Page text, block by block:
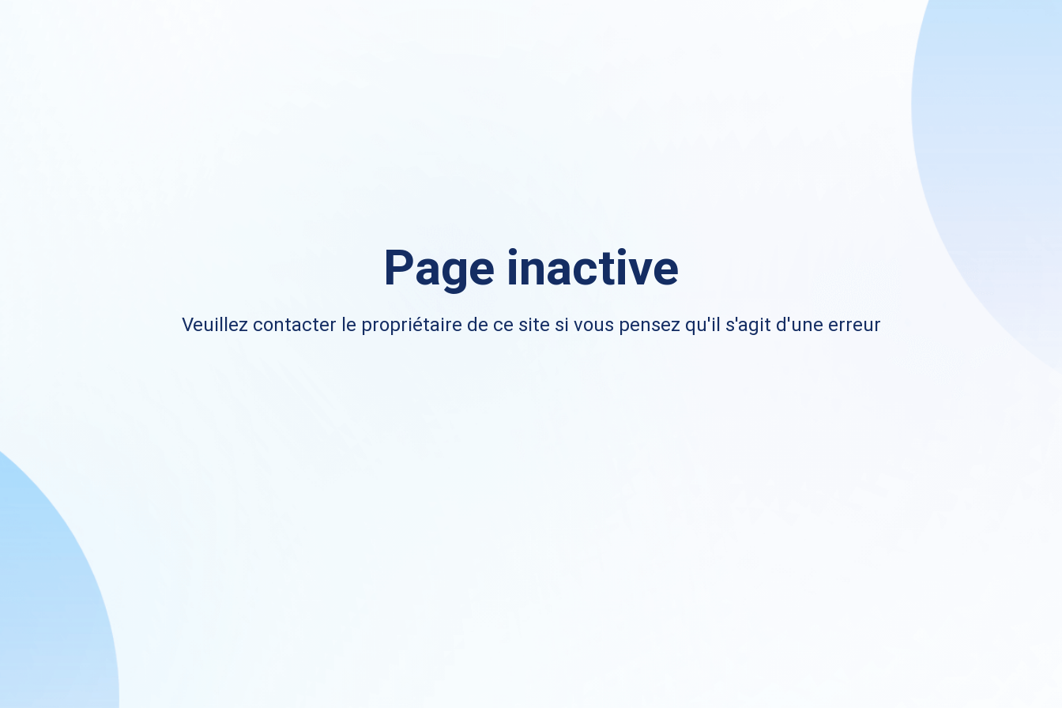
Page inactive
Veuillez contacter le propriétaire de ce site si vous pensez qu'il s'agit d'une erreur